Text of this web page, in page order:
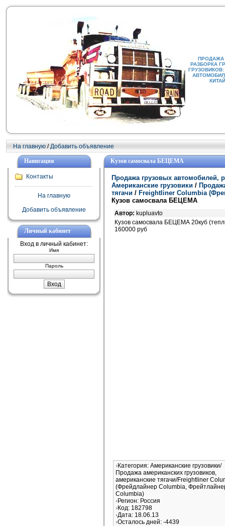
ПРОДАЖА
РАЗБОРКА
На главную /Добавить объявление
Навигация
Контакты
На главную
Добавить объявление
Личный кабинет
Вход в личный кабинет:
Имя
Пароль
Кузов самосвала БЕЦЕМА
Продажа грузовых автомобилей,
Американские грузовики /
тягачи / Freightliner Columbia
Кузов самосвала БЕЦЕМА
Автор: kupluavto
Кузов самосвала БЕЦЕМА 20куб
160000 руб
Категория: Американские грузовики/
Продажа американских грузовиков,
американские тягачи/Freightliner
(Фрейдлайнер Columbia,
Columbia)
Регион: Россия
Код: 182798
Дата: 18.06.13
Осталось дней: -4439